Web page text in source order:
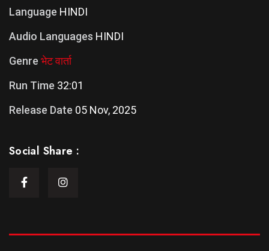
Language HINDI
Audio Languages HINDI
Genre भेट वार्ता
Run Time 32:01
Release Date 05 Nov, 2025
Social Share :